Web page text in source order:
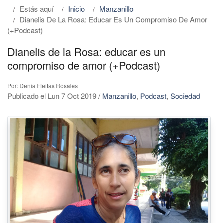
Estás aquí Inicio
Manzanillo
Dianelis De La Rosa: Educar Es Un Compromiso De Amor
(+Podcast)
Dianelis de la Rosa: educar es un
compromiso de amor (+Podcast)
Por: Denia Fleitas Rosales
Publicado el Lun 7 Oct 2019/ Manzanillo, Podcast, Sociedad